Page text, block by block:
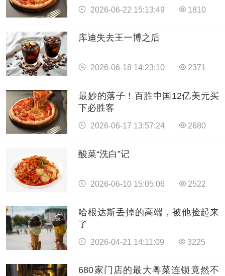
2026-06-22 15:13:49 1810
库迪失去王一博之后
2026-06-18 14:23:10 2371
最妙的落子！百胜中国12亿美元买
下必胜客
2026-06-17 13:57:24 2680
酸菜“洗白”记
2026-06-10 15:05:06 2522
哈根达斯丢掉的高端，被他捡起来
了
2026-04-21 14:11:09 3225
680家门店的最大粤菜连锁竟然不